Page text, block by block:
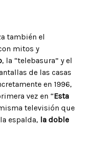
también el
mitos y
, la “telebasura” y el
de las casas
en 1996,
vez en “Esta
televisión que
espalda, la doble